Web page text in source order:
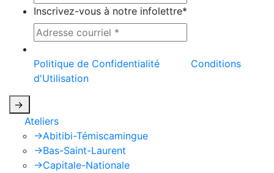
Inscrivez-vous à notre infolettre*
Politique de Confidentialité
Conditions
d'Utilisation
->
Ateliers
->Abitibi-Témiscamingue
->Bas-Saint-Laurent
->Capitale-Nationale